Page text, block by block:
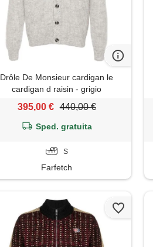
Drôle De Monsieur cardigan le
cardigan d raisin - grigio
395,00 € 440,00 €
Sped. gratuita
S
Farfetch